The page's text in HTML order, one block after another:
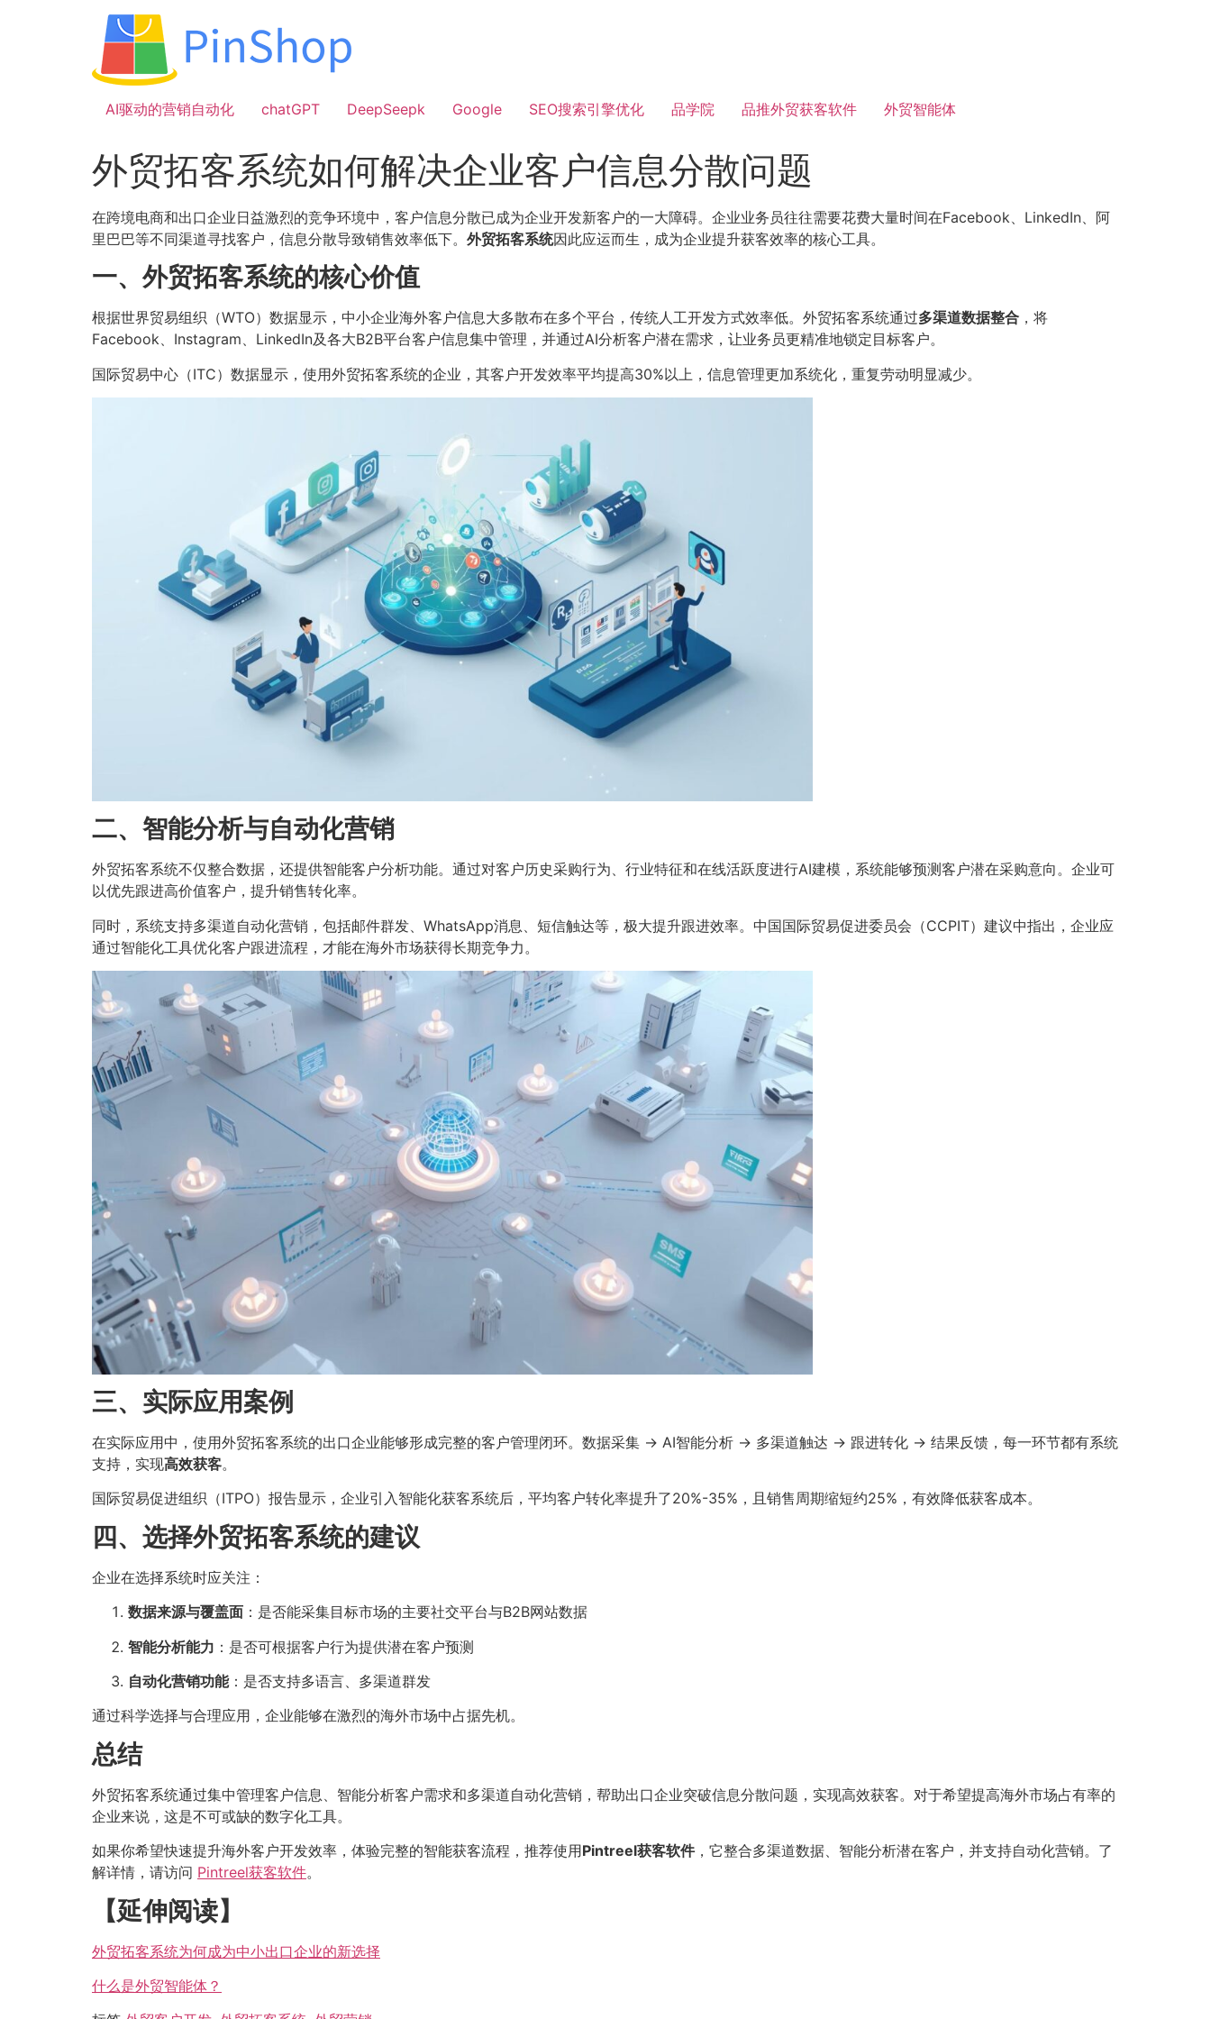
AI驱动的营销自动化
chatGPT DeepSeepk Google SEO搜索引擎优化 品学院 品推外贸获客软件 外贸智能体
外贸拓客系统如何解决企业客户信息分散问题
在跨境电商和出口企业日益激烈的竞争环境中，客户信息分散已成为企业开发新客户的一大障碍。企业业务员往往需要花费大量时间在Facebook、LinkedIn、阿
里巴巴等不同渠道寻找客户，信息分散导致销售效率低下。 外贸拓客系统因此应运而生，成为企业提升获客效率的核心工具。
一、外贸拓客系统的核心价值
根据世界贸易组织（WTO） 数据显示，中小企业海外客户信息大多散布在多个平台，传统人工开发方式效率低。外贸拓客系统通过多渠道数据整合 ，将
Facebook、Instagram、LinkedIn及各大B2B平台客户信息集中管理，并通过AI分析客户潜在需求，让业务员更精准地锁定目标客户。
国际贸易中心（ITC） 数据显示 ，使用外贸拓客系统的企业，其客户开发效率平均提高30%以上，信息管理更加系统化，重复劳动明显减少。
二、智能分析与自动化营销
外贸拓客系统不仅整合数据，还提供智能客户分析功能。通过对客户历史采购行为、行业特征和在线活跃度进行AI建模，系统能够预测客户潜在采购意向。企业可
以优先跟进高价值客户，提升销售转化率。
同时，系统支持多渠道自动化营销，包括邮件群发、WhatsApp消息、短信触达等，极大提升跟进效率。中国国际贸易促进委员会（CCPIT） 建议中指出，企业应
通过智能化工具优化客户跟进流程，才能在海外市场获得长期竞争力。
三、实际应用案例
在实际应用中，使用外贸拓客系统的出口企业能够形成完整的客户管理闭环。数据采集 → AI智能分析 → 多渠道触达 → 跟进转化 → 结果反馈，每一环节都有系统
支持，实现高效获客。
国际贸易促进组织（ITPO） 报告显示，企业引入智能化获客系统后，平均客户转化率提升了20%-35%，且销售周期缩短约25%，有效降低获客成本。
四、选择外贸拓客系统的建议
企业在选择系统时应关注：
数据来源与覆盖面 ：是否能采集目标市场的主要社交平台与B2B网站数据
智能分析能力 ：是否可根据客户行为提供潜在客户预测
自动化营销功能：是否支持多语言、多渠道群发
通过科学选择与合理应用，企业能够在激烈的海外市场中占据先机。
总结
外贸拓客系统通过集中管理客户信息、智能分析客户需求和多渠道自动化营销，帮助出口企业突破信息分散问题，实现高效获客。对于希望提高海外市场占有率的
企业来说，这是不可或缺的数字化工具。
如果你希望快速提升海外客户开发效率，体验完整的智能获客流程，推荐使用Pintreel获客软件，它整合多渠道数据、智能分析潜在客户，并支持自动化营销。了
解详情，请访问 Pintreel获客软件。
【延伸阅读】
外贸拓客系统为何成为中小出口企业的新选择
什么是外贸智能体？